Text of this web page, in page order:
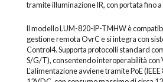
tramite illuminazione IR, con portata fino a
Il modello LUM-820-IP-TMHW è
gestione remota OvrC e si integra con
Control4. Supporta protocolli standard
S/G/T), consentendo interoperabilità con
L’alimentazione avviene tramite PoE